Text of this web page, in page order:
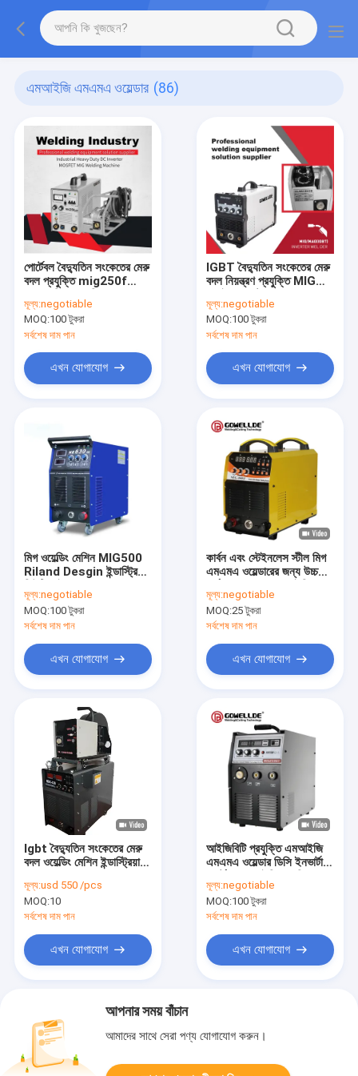
এমআইজি এমএমএ ওয়েল্ডার (86)
পোর্টেবল বৈদ্যুতিন সংকেতের মেরু
বদল প্রযুক্তি mig250f
Co2 ওয়েল্ডিং মেশিন
মূল্য:negotiable
MOQ:100 টুকরা
সর্বশেষ দাম পান
এখন যোগাযোগ
IGBT বৈদ্যুতিন সংকেতের মেরু
বদল নিয়ন্ত্রণ প্রযুক্তি MIG
বৈদ্যুতিন সংকেতের মেরু বদল
ওয়েল্ডার মেশিন 380A 3 ফেজ
মূল্য:negotiable
MOQ:100 টুকরা
সর্বশেষ দাম পান
এখন যোগাযোগ
মিগ ওয়েল্ডিং মেশিন MIG500
Riland Desgin ইন্ডাস্ট্রিয়াল
ওয়েল্ডার গ্যাস 4T দিয়ে স্মার্ট
ওয়েল্ডিং রক্ষা করে
মূল্য:negotiable
MOQ:100 টুকরা
সর্বশেষ দাম পান
এখন যোগাযোগ
কার্বন এবং স্টেইনলেস স্টীল মিগ
এমএমএ ওয়েল্ডারের জন্য উচ্চ
ওয়েল্ডার
মূল্য:negotiable
MOQ:25 টুকরা
সর্বশেষ দাম পান
এখন যোগাযোগ
Igbt বৈদ্যুতিন সংকেতের মেরু
বদল ওয়েল্ডিং মেশিন ইন্ডাস্ট্রিয়াল
ওয়েল্ডার 15KG টাইপ অফ
ওয়্যার ইনসুলেশন ক্লাস F
আলাদা ফিডার
মূল্য:usd 550 /pcs
MOQ:10
সর্বশেষ দাম পান
এখন যোগাযোগ
আইজিবিটি প্রযুক্তি এমআইজি
এমএমএ ওয়েল্ডার ডিসি ইনভার্টার
মেশিন MIG250GY
মূল্য:negotiable
MOQ:100 টুকরা
সর্বশেষ দাম পান
এখন যোগাযোগ
আপনার সময় বাঁচান
আমাদের সাথে সেরা পণ্য যোগাযোগ করুন।